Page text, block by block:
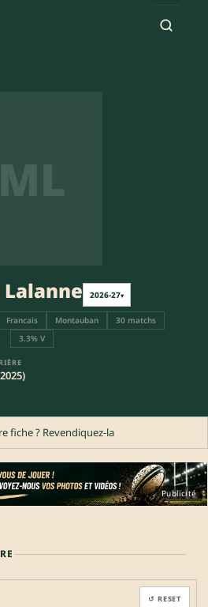
ML
2026-27▾
Francais Montauban
30 matchs
3.3% V
fiche ? Revendiquez-la
Publicité
↺ RESET